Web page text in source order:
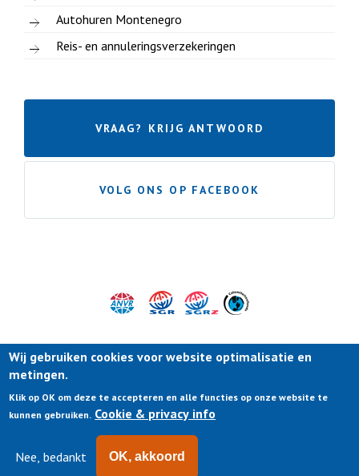
Autohuren Montenegro
Reis- en annuleringsverzekeringen
VRAAG? KRIJG ANTWOORD
VOLG ONS OP FACEBOOK
Wij gebruiken cookies voor website optimalisatie en
metingen.
Klik op OK om deze te accepteren en alle functies op onze website te
kunnen gebruiken. Cookie & privacy info
Nee, bedankt OK, akkoord